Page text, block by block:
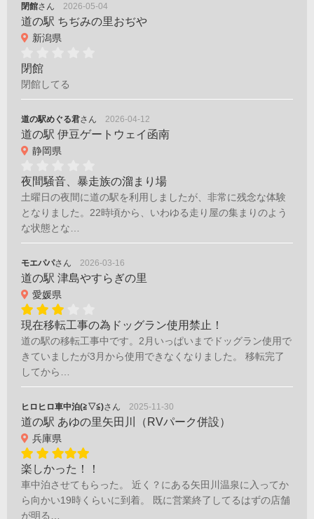
閉館さん 2026-05-04
道の駅 ちぢみの里おぢや
新潟県
閉館
閉館してる
道の駅めぐる君さん 2026-04-12
道の駅 伊豆ゲートウェイ函南
静岡県
夜間騒音、暴走族の溜まり場
土曜日の夜間に道の駅を利用しましたが、非常に残念な体験
となりました。22時頃から、いわゆる走り屋の集まりのよう
な状態とな…
モエパパさん 2026-03-16
道の駅 津島やすらぎの里
愛媛県
現在移転工事の為ドッグラン使用禁止！
道の駅の移転工事中です。2月いっぱいまでドッグラン使用で
きていましたが3月から使用できなくなりました。 移転完了
してから…
ヒロヒロ車中泊(≧▽≦)さん 2025-11-30
道の駅 あゆの里矢田川（RVパーク併設）
兵庫県
楽しかった！！
車中泊させてもらった。 近く？にある矢田川温泉に入ってか
ら向かい19時くらいに到着。 既に営業終了してるはずの店舗
が明る…